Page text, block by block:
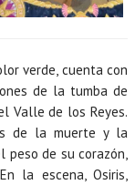
verde, cuenta con
de la tumba de
Valle de los Reyes.
de la muerte y la
peso de su corazón,
la escena, Osiris,